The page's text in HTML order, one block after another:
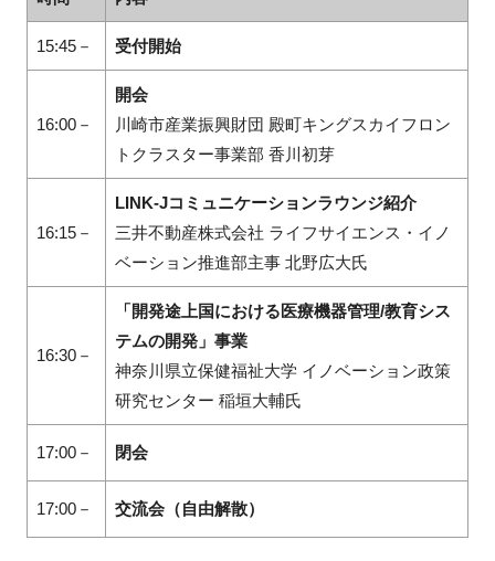
15:45－ 受付開始
16:00－
開会
川崎市産業振興財団 殿町キングスカイフロン
トクラスター事業部 香川初芽
16:15－
LINK-Jコミュニケーションラウンジ紹介
三井不動産株式会社 ライフサイエンス・イノ
ベーション推進部主事 北野広大氏
16:30－
「開発途上国における医療機器管理/教育シス
テムの開発」事業
神奈川県立保健福祉大学 イノベーション政策
研究センター 稲垣大輔氏
17:00－ 閉会
17:00－ 交流会（自由解散）